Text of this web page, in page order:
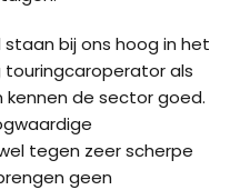
bij ons hoog in het
touringcaroperator als
de sector goed.
tegen zeer scherpe
geen